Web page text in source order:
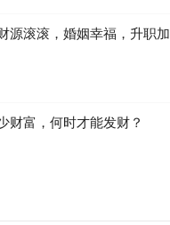
源滚滚，婚姻幸福，升职加
财富，何时才能发财？